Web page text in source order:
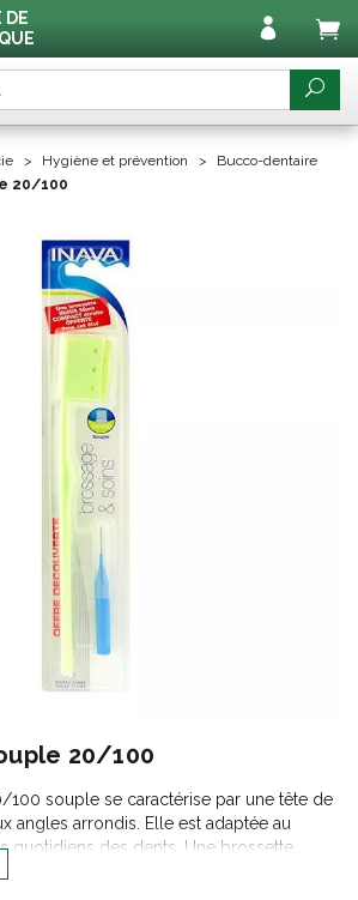
DE
Hygiène et prévention
Bucco-dentaire
20/100
20/100
100 souple se caractérise par une tête de
angles arrondis. Elle est adaptée au
quotidiens des dents. Une brossette
permet de nettoyer les espaces